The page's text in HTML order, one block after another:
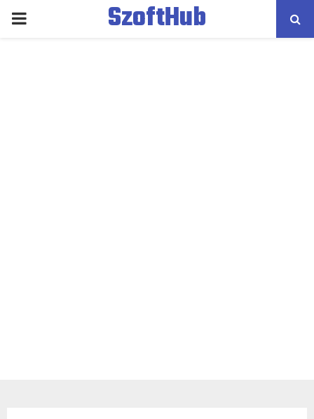
PRIMARY
SzoftHub